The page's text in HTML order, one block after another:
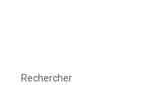
Rechercher